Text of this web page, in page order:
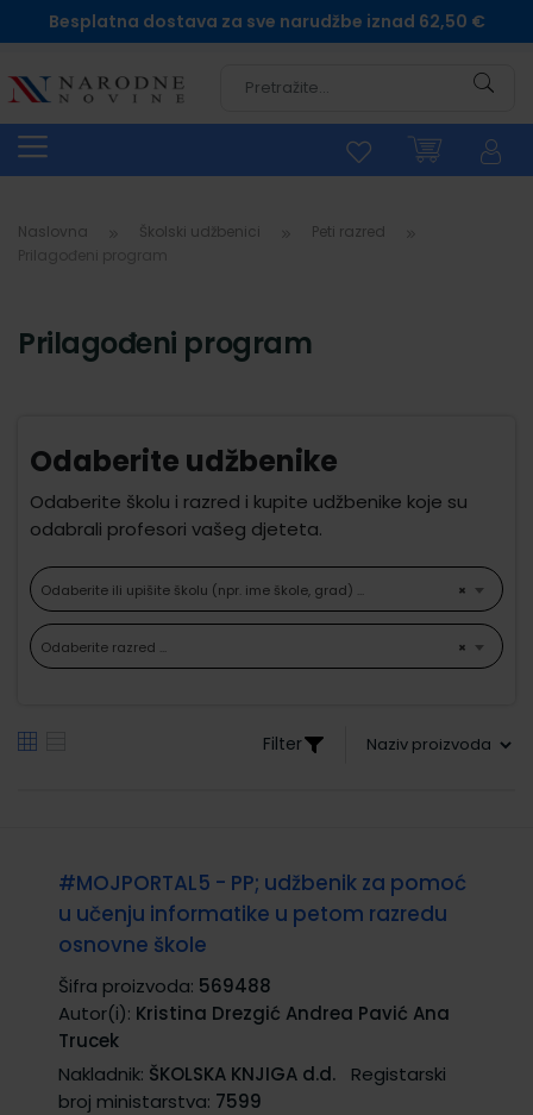
Besplatna dostava za sve narudžbe iznad 62,50 €
Naslovna Školski udžbenici
Peti razred
Prilagođeni program
Odaberite udžbenike
Odaberite školu i razred i kupite udžbenike koje su
odabrali profesori vašeg djeteta.
×
Odaberite ili upišite školu (npr. ime škole, grad) ...
×
Odaberite razred ...
Filter
#MOJPORTAL5 - PP; udžbenik za pomoć
u učenju informatike u petom razredu
osnovne škole
Šifra proizvoda: 569488
Autor(i): Kristina Drezgić Andrea Pavić Ana
Trucek
Nakladnik: ŠKOLSKA KNJIGA d.d.
Registarski
broj ministarstva: 7599